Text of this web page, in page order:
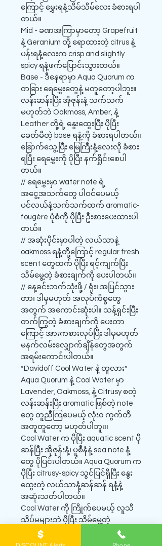
ကြောင့် မွှေးရနံ့သိမ်သိမ်လေး ခံစားရပါ
တယ်။
Mid - ခဏအကြာမှာတော့ Grapefruit
နဲ့ Geranium တို့ ရောထားတဲ့ citrus နဲ့
ပန်းရနံ့လေးက crisp and slightly
spicy ရနံ့ဖက်ပြောင်းသွားတယ်။
Base - ဒီနေရာမှာ Aqua Quorum က
တခြား ရေမွှေးတွေနဲ့ မတူတော့ပါဘူး။
လန်းဆန်းပြီး အိုဇုန်းနံ့ သက်သက်
မဟုတ်ဘဲ Oakmoss, Amber, နဲ့
Leather တို့ရဲ့ နွေးထွေးပြီး ပိုပြီး
ခေတ်မီတဲ့ base ရနံ့ကို ခံစားရပါတယ်။
ခြောက်သွေ့ပြီး မြေကြီးနံ့လေးလို ခံစား
ရပြီး ရေမွှေးကို ပိုပြီး နက်ရှိုင်းစေပါ
တယ်။
// ရေမွှေးမှာ water note ရဲ့
အငွေ့အသက်တွေ ပါဝင်ပေမယ့်
ပင်လယ်နံ့သက်သက်ထက် aromatic-
fougère ပုံစံကို ပိုပြီး ဦးစားပေးထားပါ
တယ်။
// အဆုံးပိုင်းမှာပါတဲ့ လယ်သာနဲ့
oakmoss ရနံ့တို့ကြောင့် regular fresh
scent တွေထက် ပိုပြီး ရင့်ကျက်ပြီး
သိမ်မွေ့တဲ့ ခံစားချက်ကို ပေးပါတယ်။
// နေ့ခင်းဘက်သုံးဖို့ / ရုံး၊ အပြင်သွား
တာ၊ ဒါမှမဟုတ် အလုပ်ကိစ္စတွေ
အတွက် အကောင်းဆုံးပါ။ သန့်ရှင်းပြီး
တက်ကြွတဲ့ ခံစားချက်ကို ပေးတာ
ကြောင့် အားကစားလုပ်ပြီး ဒါမှမဟုတ်
မနက်လမ်းလျှောက်ချိန်တွေအတွက်
အရမ်းကောင်းပါတယ်။
*Davidoff Cool Water နဲ့ တူလား*
Aqua Quorum နဲ့ Cool Water မှာ
Lavender, Oakmoss, နဲ့ Citrusy စတဲ့
လန်းဆန်းပြီး aromatic ဖြစ်တဲ့ note
တွေ တူညီကြပေမယ့် လုံး၀ ကွက်တိ
အတူတူတော့ မဟုတ်ပါဘူး။
Cool Water က ပိုပြီး aquatic scent ပို
ဆန်ပြီး အိုဇုန်းနံ့၊ ပူစီနံနဲ့ sea note နံ့
တွေ ပိုပြင်းပါတယ်။ Aqua Quorum က
ပိုပြီး citrusy-spicy သွင်ပြင်ရှိပြီး နွေး
ထွေးတဲ့ လယ်သာနံ့ဆန်ဆန် ရနံ့နဲ့
အဆုံးသတ်ပါတယ်။
Cool Water ကို ကြိုက်ပေမယ့် လူသိ
သိပ်မများဘဲ ပိုပြီး သိမ်မွေ့တဲ့
အမျိုးသားရေမွှေးတစ်ခုခုကို လိုချင်ရင်
Aqua Quorum က ကောင်းမွန်တဲ့